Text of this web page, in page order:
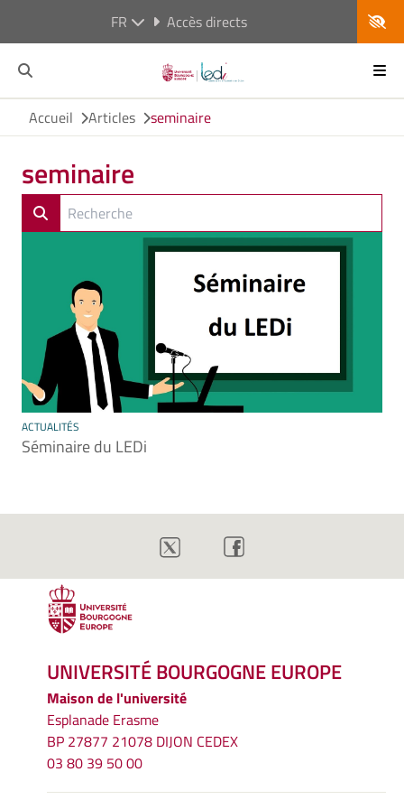
FR Accès directs
Accueil Articles seminaire
seminaire
ACTUALITÉS
Séminaire du LEDi
UNIVERSITÉ BOURGOGNE EUROPE
Maison de l'université
Esplanade Erasme
BP 27877 21078 DIJON CEDEX
03 80 39 50 00